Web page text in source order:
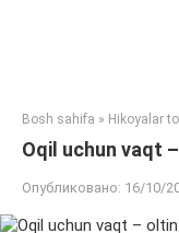
Bosh sahifa » Hikoyalar
Oqil uchun vaqt
Опубликовано: 16/10/